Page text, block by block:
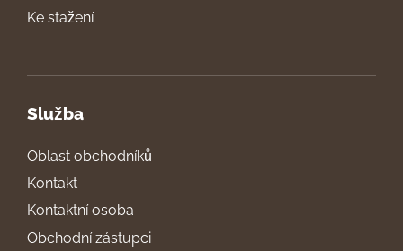
Ke stažení
Služba
Oblast obchodníků
Kontakt
Kontaktní osoba
Obchodní zástupci